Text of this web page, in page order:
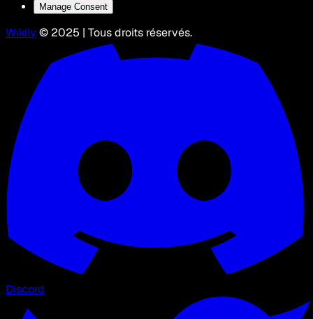
Manage Consent
Wikily © 2025 | Tous droits réservés.
Discord